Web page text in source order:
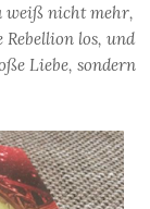
weiß nicht mehr,
los, und
Liebe, sondern